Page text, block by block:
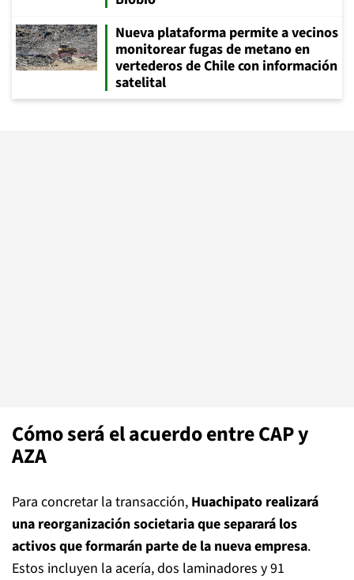
Nueva plataforma permite a vecinos
monitorear fugas de metano en
vertederos de Chile con información
satelital
Cómo será el acuerdo entre CAP y
AZA
Para concretar la transacción, Huachipato realizará
una reorganización societaria que separará los
activos que formarán parte de la nueva empresa.
Estos incluyen la acería, dos laminadores y 91